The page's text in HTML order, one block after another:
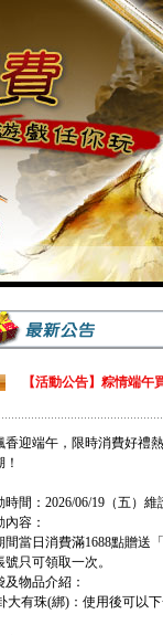
【活動公告】粽情端
香迎端午，限時消費好禮
間：2026/06/19（五）維
容：
間當日消費滿1688點贈送
只可領取一次。
物品介紹：
大有珠(綁)：使用後可以